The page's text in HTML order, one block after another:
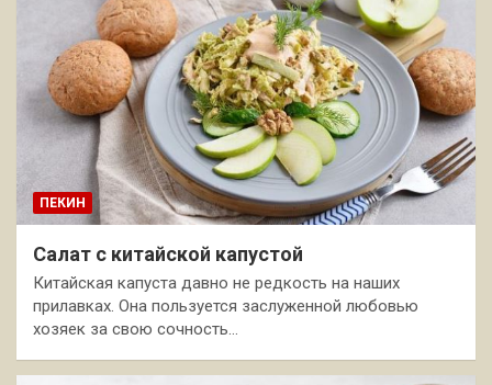
ПЕКИН
Салат с китайской капустой
Китайская капуста давно не редкость на наших
прилавках. Она пользуется заслуженной любовью
хозяек за свою сочность…